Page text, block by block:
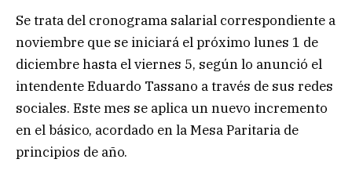
Se trata del cronograma salarial correspondiente a
noviembre que se iniciará el próximo lunes 1 de
diciembre hasta el viernes 5, según lo anunció el
intendente Eduardo Tassano a través de sus redes
sociales. Este mes se aplica un nuevo incremento
en el básico, acordado en la Mesa Paritaria de
principios de año.